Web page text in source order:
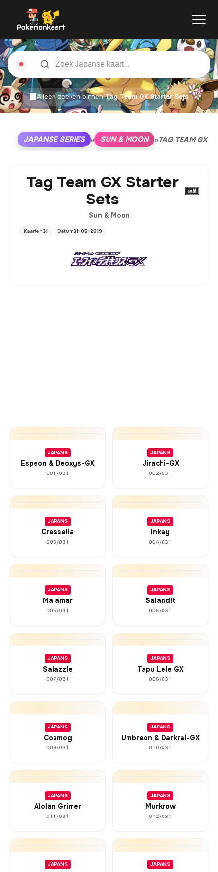
Alleen zoeken binnenTag Team GX Starter Sets
JAPANSE SERIES » SUN & MOON »TAG TEAM GX
Tag Team GX Starter
Sets
Sun & Moon
Kaarten31 Datum31-05-2019
JAPANS
Espeon & Deoxys-GX
001/031
JAPANS
Jirachi-GX
002/031
JAPANS
Cresselia
003/031
JAPANS
Inkay
004/031
JAPANS
Malamar
005/031
JAPANS
Salandit
006/031
JAPANS
Salazzle
007/031
JAPANS
Tapu Lele GX
008/031
JAPANS
Cosmog
009/031
JAPANS
Umbreon & Darkrai-GX
010/031
JAPANS
Alolan Grimer
011/031
JAPANS
Murkrow
012/031
JAPANS JAPANS